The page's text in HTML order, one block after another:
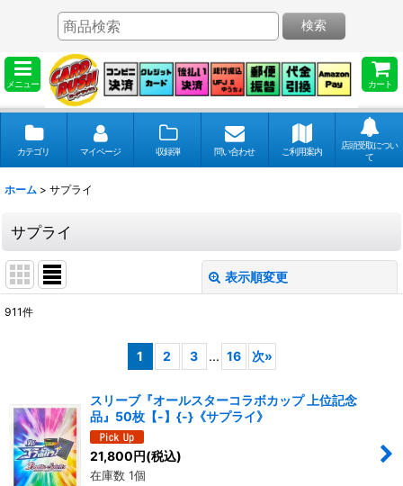
メニュー カート
検索
カテゴリ マイページ 収録弾 問い合わせ ご利用案内
店頭受取につい
て
ホーム > サプライ
サプライ
表示順変更
絞り込む
911件
1 2 3 ... 16 次»
スリーブ『オールスターコラボカップ 上位記念
品』50枚【-】{-}《サプライ》
21,800円(税込)
在庫数 1個